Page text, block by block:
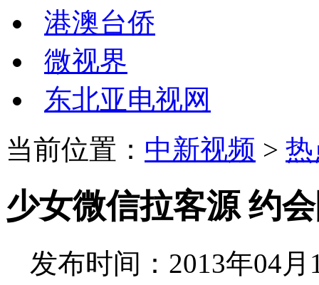
港澳台侨
微视界
东北亚电视网
当前位置： 中新视频 >
少女微信拉客源 约
发布时间：2013年04月